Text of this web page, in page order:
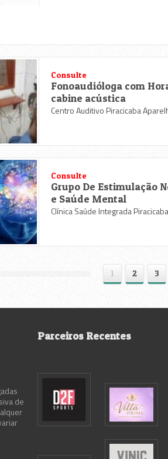
Consulte
Fonoaudióloga com
cabine acústica
Centro Auditivo Piracicaba
Consulte
Grupo De Estimulação
e Saúde Mental
Clínica Saúde Integrada
1 2 3
de
Parceiros Recentes